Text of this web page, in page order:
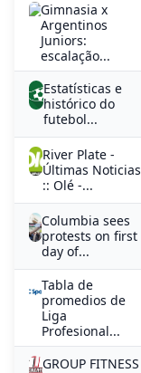
Gimnasia x
Argentinos
Juniors:
escalação...
Estatísticas e
histórico do
futebol...
River Plate -
Últimas Noticias
:: Olé -...
Columbia sees
protests on first
day of...
Tabla de
promedios de
Liga
Profesional...
GROUP FITNESS